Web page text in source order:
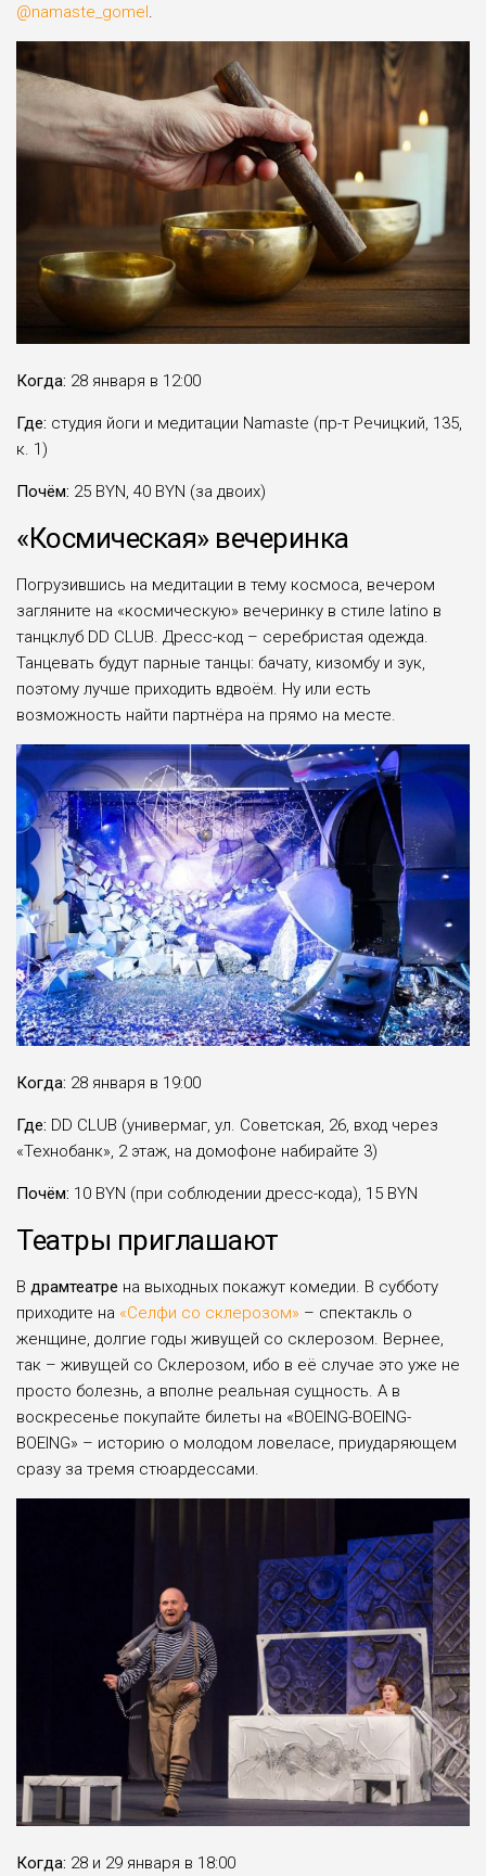
@namaste_gomel.
Когда: 28 января в 12:00
Где: студия йоги и медитации Namaste (пр-т Речицкий, 135,
к. 1)
Почём: 25 BYN, 40 BYN (за двоих)
«Космическая» вечеринка
Погрузившись на медитации в тему космоса, вечером
загляните на «космическую» вечеринку в стиле latino в
танцклуб DD CLUB. Дресс-код – серебристая одежда.
Танцевать будут парные танцы: бачату, кизомбу и зук,
поэтому лучше приходить вдвоём. Ну или есть
возможность найти партнёра на прямо на месте.
Когда: 28 января в 19:00
Где: DD CLUB (универмаг, ул. Советская, 26, вход через
«Технобанк», 2 этаж, на домофоне набирайте 3)
Почём: 10 BYN (при соблюдении дресс-кода), 15 BYN
Театры приглашают
В драмтеатре на выходных покажут комедии. В субботу
приходите на «Селфи со склерозом» – спектакль о
женщине, долгие годы живущей со склерозом. Вернее,
так – живущей со Склерозом, ибо в её случае это уже не
просто болезнь, а вполне реальная сущность. А в
воскресенье покупайте билеты на «BOEING-BOEING-
BOEING» – историю о молодом ловеласе, приударяющем
сразу за тремя стюардессами.
Когда: 28 и 29 января в 18:00